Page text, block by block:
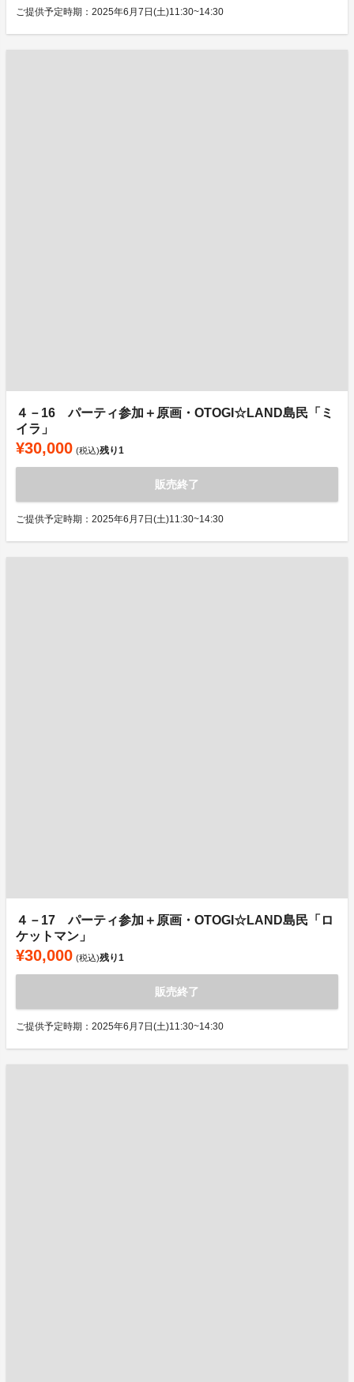
ご提供予定時期：2025年6月7日(土)11:30~14:30
４－16 パーティ参加＋原画・OTOGI☆LAND島民「ミ
イラ」
¥30,000 (税込)残り1
販売終了
ご提供予定時期：2025年6月7日(土)11:30~14:30
４－17 パーティ参加＋原画・OTOGI☆LAND島民「ロ
ケットマン」
¥30,000 (税込)残り1
販売終了
ご提供予定時期：2025年6月7日(土)11:30~14:30